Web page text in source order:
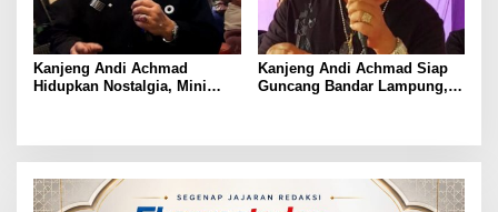
Kanjeng Andi Achmad
Hidupkan Nostalgia, Mini
Kanjeng Andi Achmad Siap
Guncang Bandar Lampung,